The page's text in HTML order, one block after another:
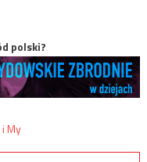
polski?